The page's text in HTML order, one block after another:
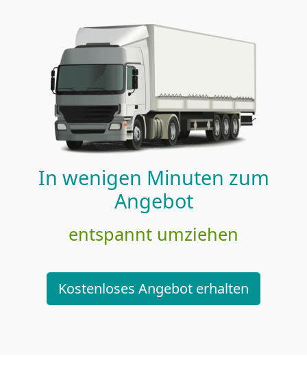
In wenigen Minuten zum
Angebot
entspannt umziehen
Kostenloses Angebot erhalten